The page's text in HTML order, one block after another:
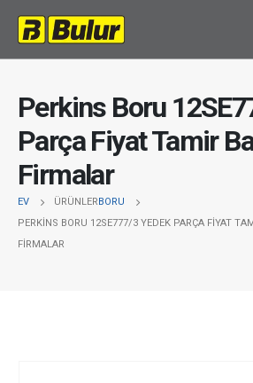
Perkins Boru
Parça Fiyat Tamir
Firmalar
EV ÜRÜNLERBORU
PERKINS BORU 12SE777/3 YEDEK PARÇA FIYAT
FIRMALAR